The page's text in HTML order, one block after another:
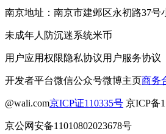
南京地址：南京市建邺区永初路37号
未成年人防沉迷系统米币
用户应用权限隐私协议用户服务协议
开发者平台微信公众号微博主页商务
@wali.com京ICP证110335号 京ICP备
京公网安备11010802023678号